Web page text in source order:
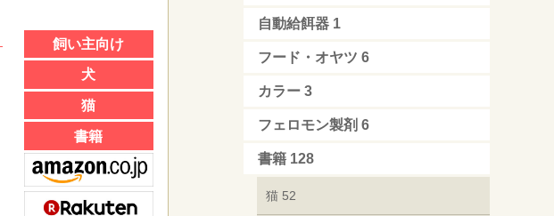
飼い主向け
犬
猫
書籍
自動給餌器 1
フード・オヤツ 6
カラー 3
フェロモン製剤 6
書籍 128
猫 52